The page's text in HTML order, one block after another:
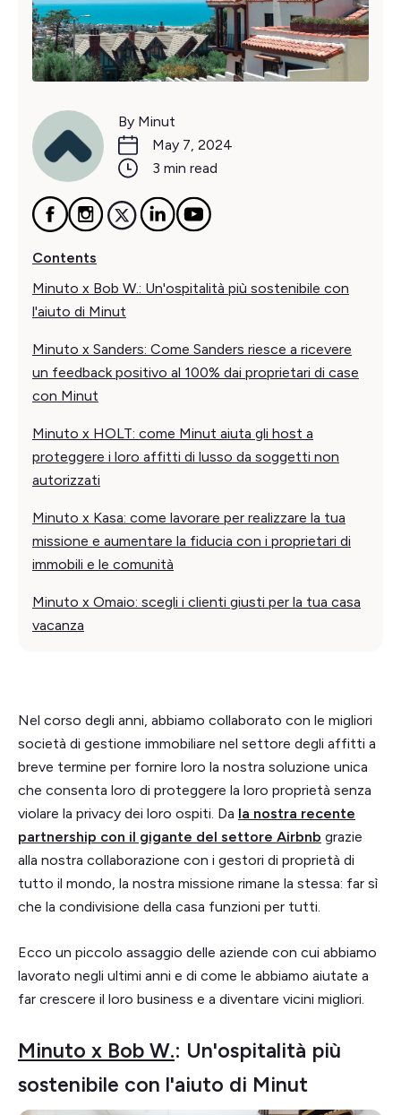
By Minut
May 7, 2024
3 min read
Contents
Minuto x Bob W.: Un'ospitalità più sostenibile con
l'aiuto di Minut
Minuto x Sanders: Come Sanders riesce a ricevere
un feedback positivo al 100% dai proprietari di case
con Minut
Minuto x HOLT: come Minut aiuta gli host a
proteggere i loro affitti di lusso da soggetti non
autorizzati
Minuto x Kasa: come lavorare per realizzare la tua
missione e aumentare la fiducia con i proprietari di
immobili e le comunità
Minuto x Omaio: scegli i clienti giusti per la tua casa
vacanza
Nel corso degli anni, abbiamo collaborato con le migliori
società di gestione immobiliare nel settore degli affitti a
breve termine per fornire loro la nostra soluzione unica
che consenta loro di proteggere la loro proprietà senza
violare la privacy dei loro ospiti. Da la nostra recente
partnership con il gigante del settore Airbnb grazie
alla nostra collaborazione con i gestori di proprietà di
tutto il mondo, la nostra missione rimane la stessa: far sì
che la condivisione della casa funzioni per tutti.
Ecco un piccolo assaggio delle aziende con cui abbiamo
lavorato negli ultimi anni e di come le abbiamo aiutate a
far crescere il loro business e a diventare vicini migliori.
Minuto x Bob W.: Un'ospitalità più
sostenibile con l'aiuto di Minut